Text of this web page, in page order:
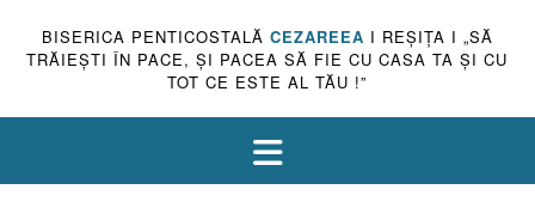
BISERICA PENTICOSTALĂ CEZAREEA I REŞIŢA I „SĂ
TRĂIEŞTI ÎN PACE, ŞI PACEA SĂ FIE CU CASA TA ŞI CU
TOT CE ESTE AL TĂU !”